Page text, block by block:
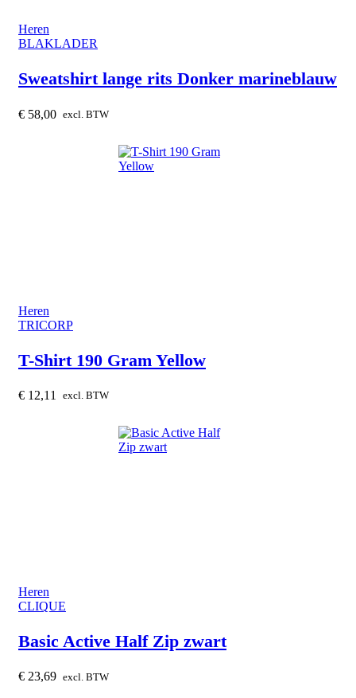
Heren
BLAKLADER
Sweatshirt lange rits Donker marineblauw
€ 58,00 excl. BTW
Heren
TRICORP
T-Shirt 190 Gram Yellow
€ 12,11 excl. BTW
Heren
CLIQUE
Basic Active Half Zip zwart
€ 23,69 excl. BTW